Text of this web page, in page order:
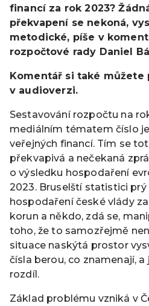
financí za rok 2023?
překvapení se nekoná,
metodické, píše v
rozpočtové rady Daniel
Komentář si také můžete
v audioverzi.
Sestavování rozpočtu na
mediálním tématem číslo
veřejných financí. Tím se
překvapivá a nečekaná
o výsledku hospodaření
2023. Bruselští statistici
hospodaření české vlády
korun a někdo, zdá se,
toho, že to samozřejmě
situace naskýtá prostor
čísla berou, co znamenají,
rozdíl.
Základ problému vzniká v